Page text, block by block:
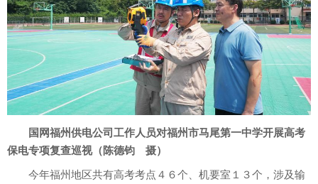
国网福州供电公司工作人员对福州市马尾第一中学开展高考
保电专项复查巡视（陈德钧 摄）
今年福州地区共有高考考点４６个、机要室１３个，涉及输